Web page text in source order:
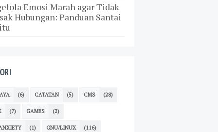
Emosi Marah agar Tidak
Hubungan: Panduan Santai
(6) CATATAN (5) CMS (28)
(7) GAMES (2)
(1) GNU/LINUX (116)